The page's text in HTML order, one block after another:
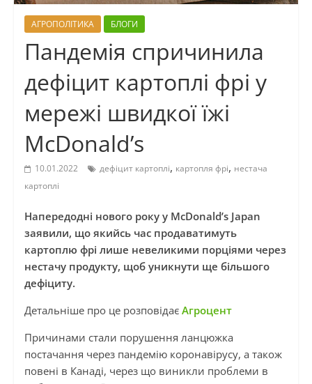
АГРОПОЛІТИКА БЛОГИ
Пандемія спричинила
дефіцит картоплі фрі у
мережі швидкої їжі
McDonald’s
10.01.2022 дефіцит картоплі, картопля фрі, нестача
картоплі
Напередодні нового року у McDonald’s Japan
заявили, що якийсь час продаватимуть
картоплю фрі лише невеликими порціями через
нестачу продукту, щоб уникнути ще більшого
дефіциту.
Детальніше про це розповідає Агроцент
Причинами стали порушення ланцюжка
постачання через пандемію коронавірусу, а також
повені в Канаді, через що виникли проблеми в